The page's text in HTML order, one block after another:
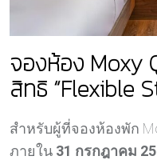
จองห้อง Moxy
สิทธิ “Flexible
สำหรับผู้ที่จองห้องพัก
ภายใน 31 กรกฎาคม